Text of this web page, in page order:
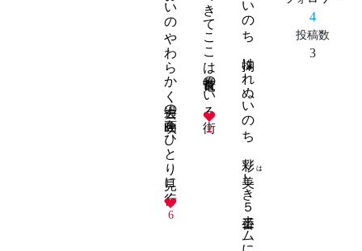
4
投稿数
3
は
しき５番ホームに
2
6